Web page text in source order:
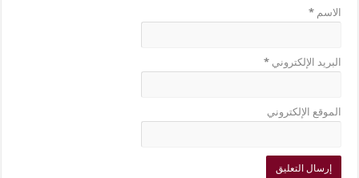
الاسم*
البريد الإلكتروني*
الموقع الإلكتروني